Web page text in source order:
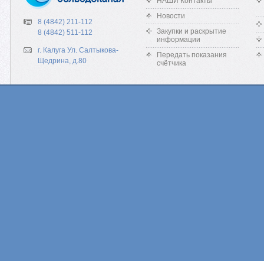
8 (4842) 211-112
8 (4842) 511-112
г. Калуга Ул. Салтыкова-
Щедрина, д.80
Новости
Закупки и раскрытие
информации
Передать показания
счётчика